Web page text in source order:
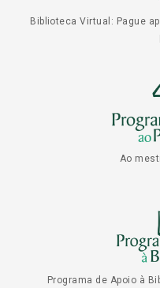
Biblioteca Virtual: Pague
Ao
Programa de Apoio à